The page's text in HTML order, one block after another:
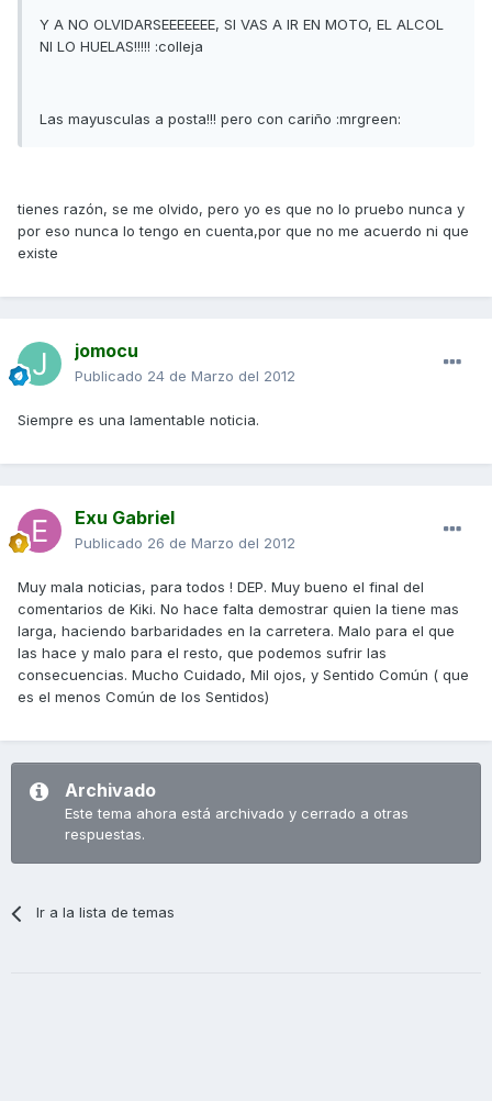
Y A NO OLVIDARSEEEEEEE, SI VAS A IR EN MOTO, EL ALCOL
NI LO HUELAS!!!!! :colleja
Las mayusculas a posta!!! pero con cariño :mrgreen:
tienes razón, se me olvido, pero yo es que no lo pruebo nunca y
por eso nunca lo tengo en cuenta,por que no me acuerdo ni que
existe
jomocu
Publicado 24 de Marzo del 2012
Siempre es una lamentable noticia.
Exu Gabriel
Publicado 26 de Marzo del 2012
Muy mala noticias, para todos ! DEP. Muy bueno el final del
comentarios de Kiki. No hace falta demostrar quien la tiene mas
larga, haciendo barbaridades en la carretera. Malo para el que
las hace y malo para el resto, que podemos sufrir las
consecuencias. Mucho Cuidado, Mil ojos, y Sentido Común ( que
es el menos Común de los Sentidos)
Archivado
Este tema ahora está archivado y cerrado a otras
respuestas.
Ir a la lista de temas